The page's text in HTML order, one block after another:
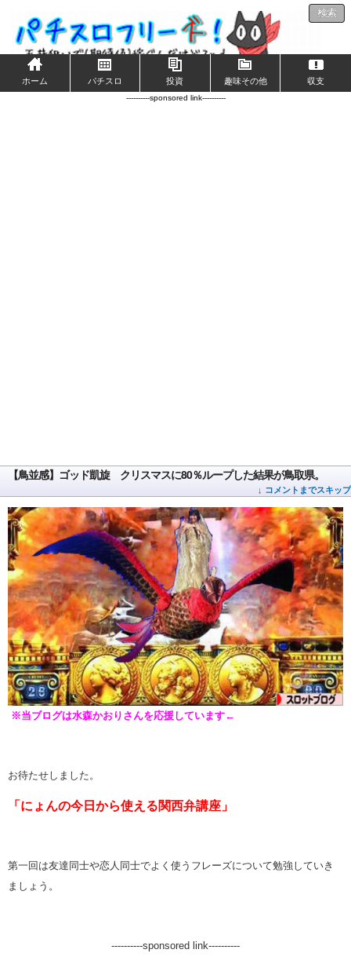
検索
ホーム パチスロ 投資 趣味その他 収支
----------sponsored link----------
【鳥並感】ゴッド凱旋 クリスマスに80％ループした結果が鳥取県。
↓ コメントまでスキップ
※当ブログは水森かおりさんを応援しています←
お待たせしました。
「にょんの今日から使える関西弁講座」
第一回は友達同士や恋人同士でよく使うフレーズについて勉強していき
ましょう。
----------sponsored link----------